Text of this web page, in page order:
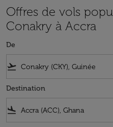
Offres de vols
Conakry à Accra
De
flight_takeoff
Destination
flight_land